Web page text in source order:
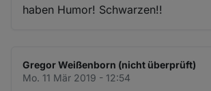
haben Humor! Schwarzen!!
Gregor Weißenborn (nicht überprüft)
Mo. 11 Mär 2019 - 12:54